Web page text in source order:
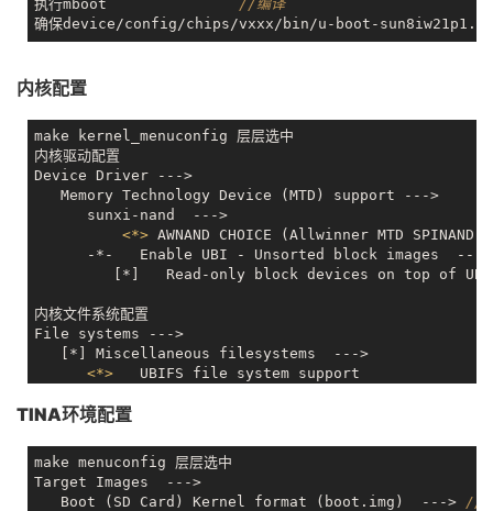
执行mboot //编译
内核配置
make kernel_menuconfig 层层选中
内核驱动配置
Device Driver --->
   Memory Technology Device (MTD) support --->
      sunxi-nand  --->
<*> AWNAND CHOICE (Allwinner MTD
      -*-   Enable UBI - Unsorted block images  --->
[*]   Read-only block devices on top of
内核文件系统配置
File systems --->
   [*] Miscellaneous filesystems  --->
<*>
TINA环境配置
make menuconfig 层层选中
Target Images  --->
   Boot (SD Card) Kernel format (boot.img)  --->
//